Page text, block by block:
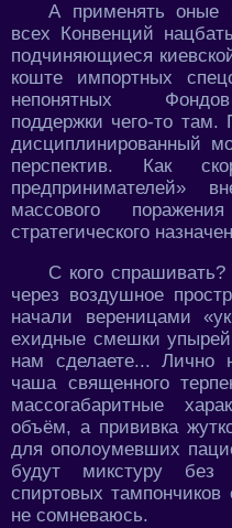
А применять оные
всех Конвенций
подчиняющиеся
коште импортных
непонятных Фондов
поддержки чего-то
дисциплинированный
перспектив. Как
предпринимателей»
массового
стратегического
С кого
через воздушное
начали вереницами
ехидные смешки
нам сделаете...
чаша священного
массогабаритные
объём, а прививка
для ополоумевших
будут микстуру без
спиртовых
не сомневаюсь.